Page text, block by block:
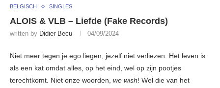
BELGISCH SINGLES
ALOIS & VLB – Liefde (Fake Records)
written by Didier Becu 04/09/2024
Niet meer tegen je ego liegen, jezelf niet verliezen. Het leven is
als een kat omdat alles, op het eind, wel op zijn pootjes
terechtkomt. Niet onze woorden, we wish! Wel die van het